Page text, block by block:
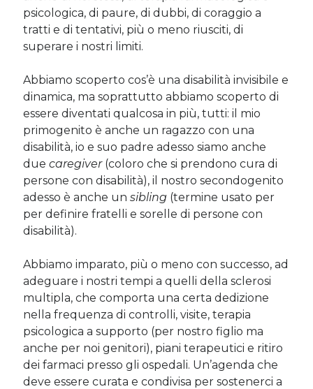
Tweet di MichelaCalculli
psicologica, di paure, di dubbi, di coraggio a
tratti e di tentativi, più o meno riusciti, di
superare i nostri limiti.
Abbiamo scoperto cos’è una disabilità invisibile e
dinamica, ma soprattutto abbiamo scoperto di
essere diventati qualcosa in più, tutti: il mio
primogenito è anche un ragazzo con una
disabilità, io e suo padre adesso siamo anche
duecaregiver(coloro che si prendono cura di
persone con disabilità), il nostro secondogenito
adesso è anche unsibling (termine usato per
per definire fratelli e sorelle di persone con
disabilità).
Abbiamo imparato, più o meno con successo, ad
adeguare i nostri tempi a quelli della sclerosi
multipla, che comporta una certa dedizione
nella frequenza di controlli, visite, terapia
psicologica a supporto (per nostro figlio ma
anche per noi genitori), piani terapeutici e ritiro
dei farmaci presso gli ospedali. Un’agenda che
deve essere curata e condivisa per sostenerci a